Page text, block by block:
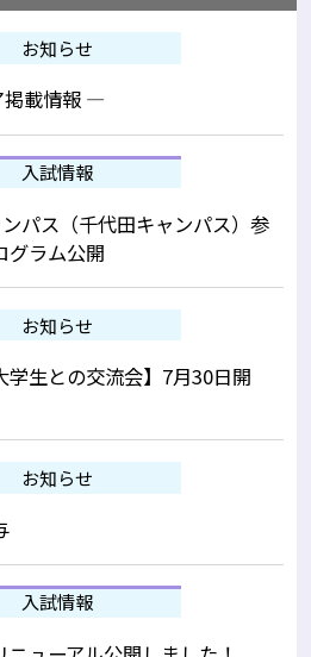
お知らせ
掲載情報 —
入試情報
パス（千代田キャンパス）参
グラム公開
お知らせ
学生との交流会】7月30日開
お知らせ
入試情報